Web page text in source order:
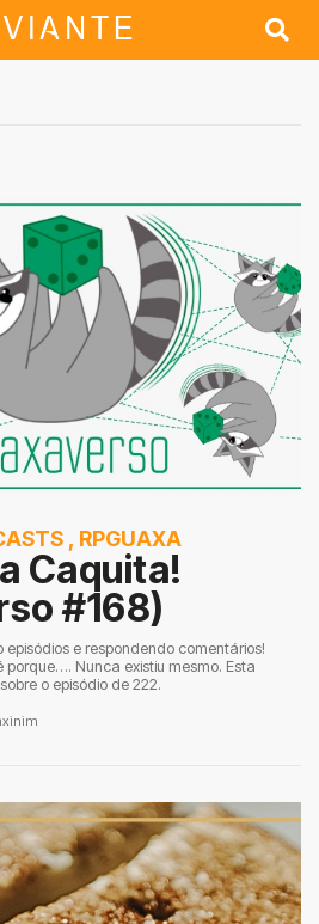
, RPGUAXA
Caquita!
#168)
e respondendo comentários!
porque…. Nunca existiu mesmo. Esta
o episódio de 222.